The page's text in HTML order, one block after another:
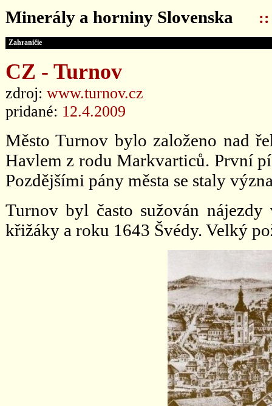
Minerály a horniny Slovenska ::
Zahraničie
CZ - Turnov
zdroj: www.turnov.cz
pridané: 12.4.2009
Město Turnov bylo založeno nad
Havlem z rodu Markvarticů. První
Pozdějšími pány města se staly
Turnov byl často sužován
křižáky a roku 1643 Švédy. Velký